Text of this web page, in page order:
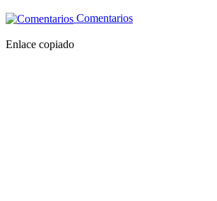
Comentarios
Enlace copiado